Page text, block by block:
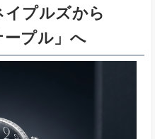
プルズから
ープル」へ